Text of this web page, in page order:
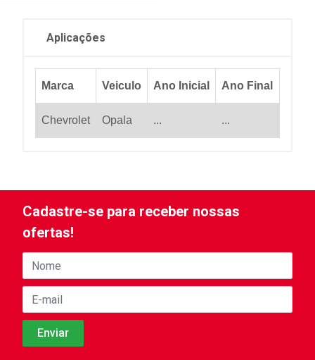
Aplicações
Marca Veiculo Ano Inicial Ano Final
Chevrolet Opala ... ...
Cadastre-se para receber nossas
ofertas!